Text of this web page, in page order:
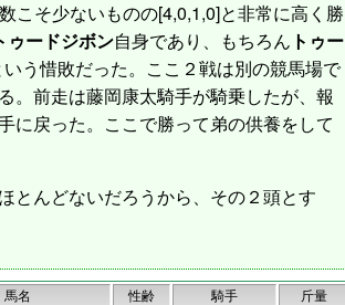
こそ少ないものの[4,0,1,0]と非常に高く勝
ゥードジボン自身であり、もちろん トゥー
う惜敗だった。ここ２戦は別の競馬場で
。前走は藤岡康太騎手が騎乗したが、報
に戻った。ここで勝って弟の供養をして
とんどないだろうから、その２頭とす
馬名 性齢 騎手
斤量